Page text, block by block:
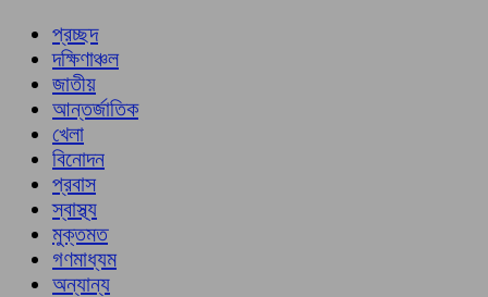
প্রচ্ছদ
দক্ষিণাঞ্চল
জাতীয়
আন্তর্জাতিক
খেলা
বিনোদন
প্রবাস
স্বাস্থ্য
মুক্তমত
গণমাধ্যম
অন্যান্য